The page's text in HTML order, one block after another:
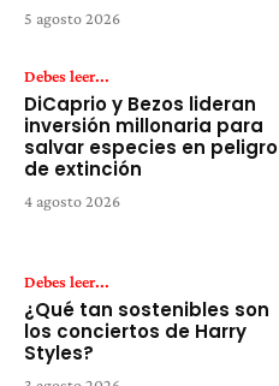
5 agosto 2026
Debes leer...
DiCaprio y Bezos lideran
inversión millonaria para
salvar especies en peligro
de extinción
4 agosto 2026
Debes leer...
¿Qué tan sostenibles son
los conciertos de Harry
Styles?